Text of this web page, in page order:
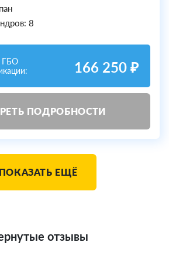
8
ГБО
166 250 ₽
ПОДРОБНОСТИ
ПОКАЗАТЬ ЕЩЁ
отзывы